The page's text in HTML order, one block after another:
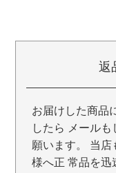
返
お届けした商品
したら メール
願います。 当店
様へ正 常品を迅